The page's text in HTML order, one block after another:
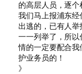
的高层人员，逐
我们马上报浦东
出逃的，已有人
一一列举了，所
情的一定要配合
护业务员的！
》